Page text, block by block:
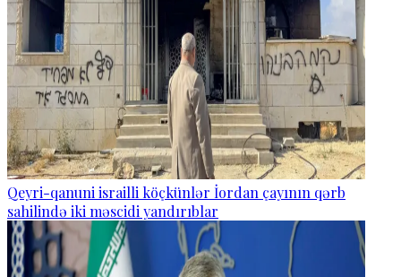
Qeyri-qanuni israilli köçkünlər İordan çayının qərb
sahilində iki məscidi yandırıblar